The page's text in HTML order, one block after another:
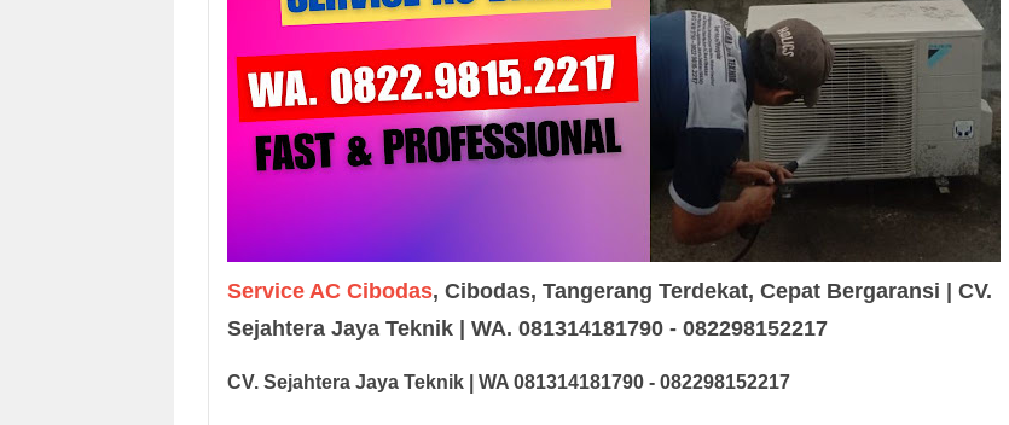
Service AC Cibodas, Cibodas, Tangerang Terdekat, Cepat Bergaransi | CV.
Sejahtera Jaya Teknik | WA. 081314181790 - 082298152217
CV. Sejahtera Jaya Teknik | WA 081314181790 - 082298152217